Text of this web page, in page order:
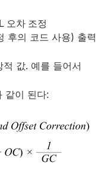
오차 조정
후의 코드 사용) 출력
값. 예를 들어서
같이 된다: